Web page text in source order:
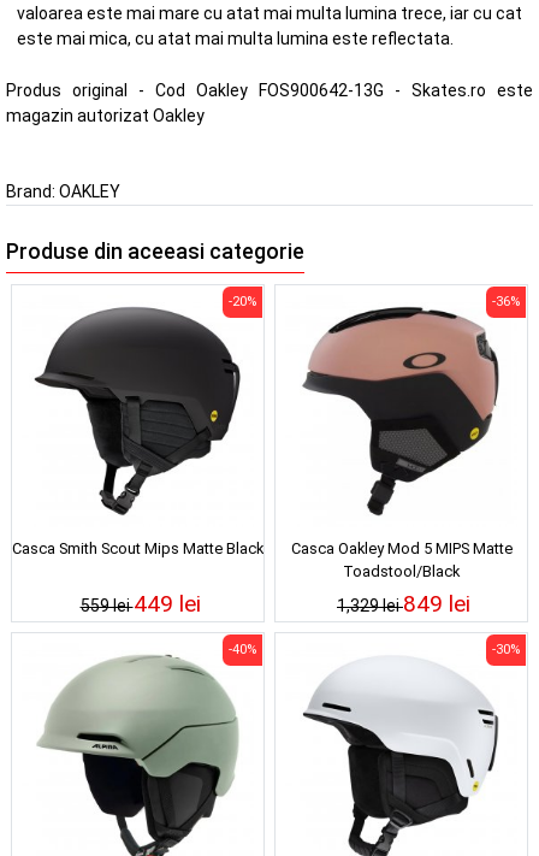
valoarea este mai mare cu atat mai multa lumina trece, iar cu cat
este mai mica, cu atat mai multa lumina este reflectata.
Produs original - Cod Oakley FOS900642-13G - Skates.ro este
magazin autorizat Oakley
Brand: OAKLEY
Produse din aceeasi categorie
Casca Smith Scout Mips Matte Black
559 lei
-20%
449 lei
Casca Oakley Mod 5 MIPS Matte
Toadstool/Black
1,329 lei
-36%
849 lei
-40% -30%